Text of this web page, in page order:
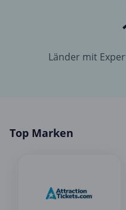
Länder mit
Top Marken